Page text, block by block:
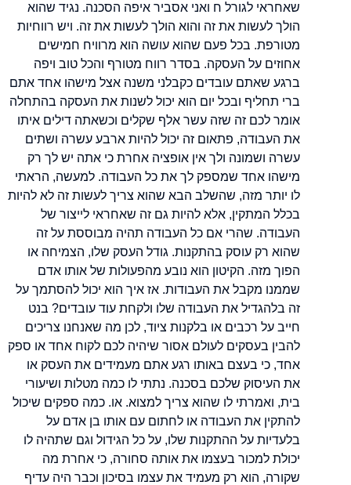
שאחראי לגורל ח ואני אסביר איפה הסכנה. נגיד שהוא
הולך לעשות את זה והוא הולך לעשות את זה. ויש רווחיות
מטורפת. בכל פעם שהוא עושה הוא מרוויח חמישים
אחוזים על העסקה. בסדר רווח מטורף והכל טוב ויפה
ברגע שאתם עובדים כקבלני משנה אצל מישהו אחד אתם
ברי תחליף ובכל יום הוא יכול לשנות את העסקה בהתחלה
אומר לכם זה שזה עשר אלף שקלים וכשאתה דילים איתו
את העבודה, פתאום זה יכול להיות ארבע עשרה ושתים
עשרה ושמונה ולך אין אופציה אחרת כי אתה יש לך רק
מישהו אחד שמספק לך את כל העבודה. למעשה, הראתי
לו יותר מזה, שהשלב הבא שהוא צריך לעשות זה לא להיות
בכלל המתקין, אלא להיות גם זה שאחראי לייצור של
העבודה. שהרי אם כל העבודה תהיה מבוססת על זה
שהוא רק עוסק בהתקנות. גודל העסק שלו, הצמיחה או
הפוך מזה. הקיטון הוא נובע מהפעולות של אותו אדם
שממנו מקבל את העבודות. אז איך הוא יכול להסתמך על
זה בלהגדיל את העבודה שלו ולקחת עוד עובדים? בנט
חייב על רכבים או בלקנות ציוד, לכן מה שאנחנו צריכים
להבין בעסקים לעולם אסור שיהיה לכם לקוח אחד או ספק
אחד, כי בעצם באותו רגע אתם מעמידים את העסק או
את העיסוק שלכם בסכנה. נתתי לו כמה מטלות ושיעורי
בית, ואמרתי לו שהוא צריך למצוא. או. כמה ספקים שיכול
להתקין את העבודה או לחתום עם אותו בן אדם על
בלעדיות על ההתקנות שלו, על כל הגידול וגם שתהיה לו
יכולת למכור בעצמו את אותה סחורה, כי אחרת מה
שקורה, הוא רק מעמיד את עצמו בסיכון וכבר היה עדיף